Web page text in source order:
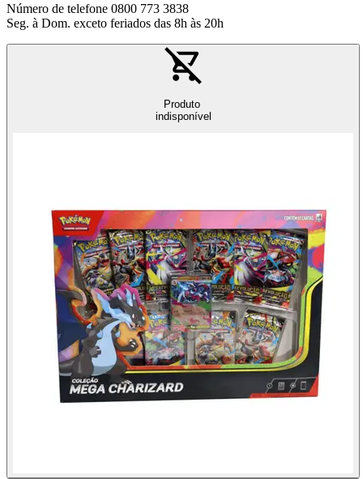
Número de telefone 0800 773 3838
Seg. à Dom. exceto feriados das 8h às 20h
Produto
indisponível